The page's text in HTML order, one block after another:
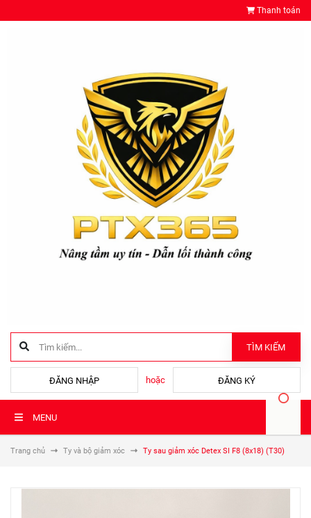
Thanh toán
TÌM KIẾM
ĐĂNG NHẬP hoặc ĐĂNG KÝ
MENU
Trang chủ Ty và bộ giảm xóc Ty sau giảm xóc Detex SI F8 (8x18) (T30)